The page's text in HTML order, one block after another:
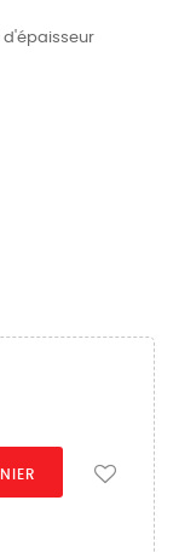
d'épaisseur